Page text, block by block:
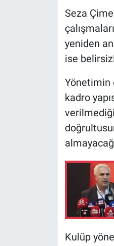
Seza
yeniden
ise
Yönetimin
kadro
Kulüp